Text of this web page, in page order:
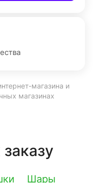
магазина и
магазинах
Шары